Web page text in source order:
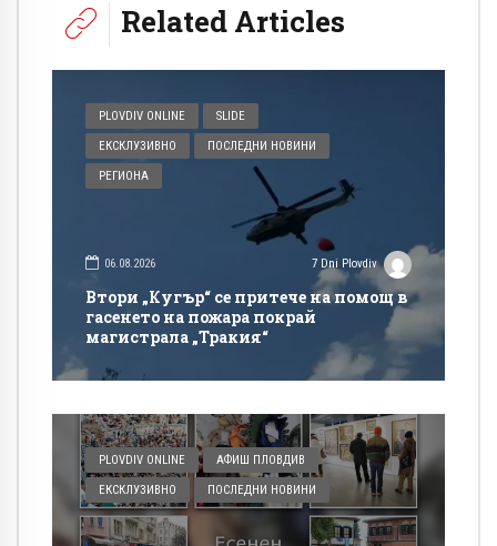
Related Articles
PLOVDIV ONLINE SLIDE
ЕКСКЛУЗИВНО ПОСЛЕДНИ НОВИНИ
РЕГИОНА
06.08.2026 7 Dni Plovdiv
Втори „Кугър“ се притече на помощ в
гасенето на пожара покрай
магистрала „Тракия“
PLOVDIV ONLINE АФИШ ПЛОВДИВ
ЕКСКЛУЗИВНО ПОСЛЕДНИ НОВИНИ